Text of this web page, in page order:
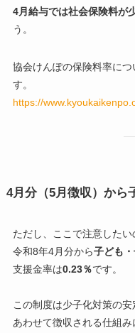
4月給与では社会保険料が
う。
協会けんぽの保険料率に
す。
https://
4月分（5月徴収）から
ただし、ここで注意したい
令和8年4月分から子ども
支援金率は0.23％です。
この制度は少子化対策の
あわせて徴収される仕組み